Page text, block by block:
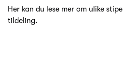
Her kan du lese mer om ulike
tildeling.